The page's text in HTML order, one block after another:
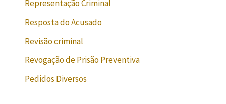
Representação Criminal
Resposta do Acusado
Revisão criminal
Revogação de Prisão Preventiva
Pedidos Diversos